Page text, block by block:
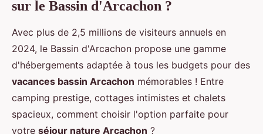
sur le Bassin d'Arcachon ?
Avec plus de 2,5 millions de visiteurs annuels en
2024, le Bassin d'Arcachon propose une gamme
d'hébergements adaptée à tous les budgets pour des
vacances bassin Arcachon mémorables ! Entre
camping prestige, cottages intimistes et chalets
spacieux, comment choisir l'option parfaite pour
votre séjour nature Arcachon ?